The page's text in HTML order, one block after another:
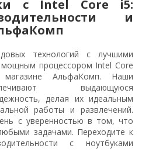
с Intel Core i5:
и
технологий с лучшими
процессором Intel Core
АльфаКомп. Наши
выдающуюся
делая их идеальным
работы и развлечений.
с уверенностью в том, что
задачами. Переходите к
с ноутбуками